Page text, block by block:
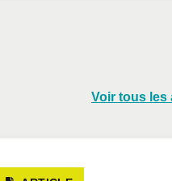
Voir tous les